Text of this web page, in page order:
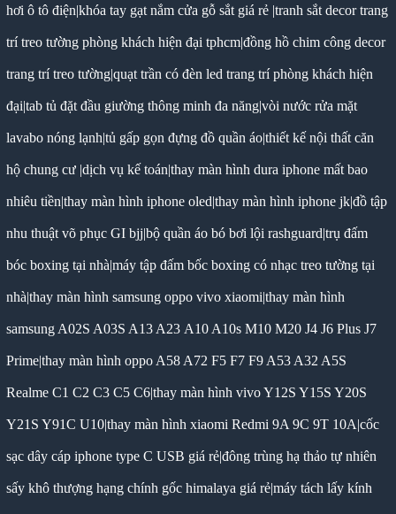
hơi ô tô điện|khóa tay gạt nắm cửa gỗ sắt giá rẻ|tranh sắt decor trang
trí treo tường phòng khách hiện đại tphcm|đồng hồ chim công decor
trang trí treo tường|quạt trần có đèn led trang trí phòng khách hiện
đại|tab tủ đặt đầu giường thông minh đa năng|vòi nước rửa mặt
lavabo nóng lạnh|tủ gấp gọn đựng đồ quần áo|thiết kế nội thất căn
hộ chung cư|dịch vụ kế toán|thay màn hình dura iphone mất bao
nhiêu tiền|thay màn hình iphone oled|thay màn hình iphone jk|đồ tập
nhu thuật võ phục GI bjj|bộ quần áo bó bơi lội rashguard|trụ đấm
bóc boxing tại nhà|máy tập đấm bốc boxing có nhạc treo tường tại
nhà|thay màn hình samsung oppo vivo xiaomi|thay màn hình
samsung A02S A03S A13 A23 A10 A10s M10 M20 J4 J6 Plus J7
Prime|thay màn hình oppo A58 A72 F5 F7 F9 A53 A32 A5S
Realme C1 C2 C3 C5 C6|thay màn hình vivo Y12S Y15S Y20S
Y21S Y91C U10|thay màn hình xiaomi Redmi 9A 9C 9T 10A|cốc
sạc dây cáp iphone type C USB giá rẻ|đông trùng hạ thảo tự nhiên
sấy khô thượng hạng chính gốc himalaya giá rẻ|máy tách lấy kính